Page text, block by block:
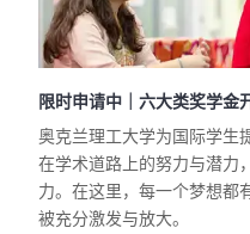
限时申请中｜六大类奖学金
奥克兰理工大学为国际学生
在学术道路上的努力与潜力
力。在这里，每一个梦想都
被充分激发与放大。